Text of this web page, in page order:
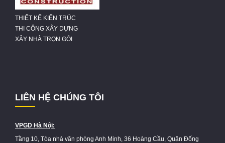
THIẾT KẾ KIẾN TRÚC
THI CÔNG XÂY DỰNG
XÂY NHÀ TRỌN GÓI
LIÊN HỆ CHÚNG TÔI
VPGD Hà Nội:
Tầng 10, Tòa nhà văn phòng Anh Minh, 36 Hoàng Cầu, Quận Đống